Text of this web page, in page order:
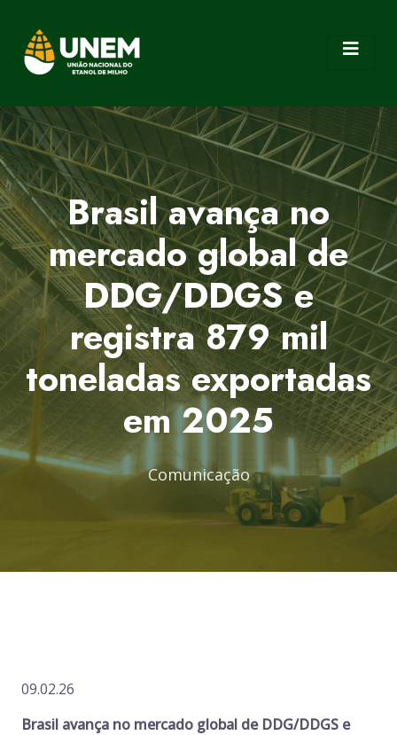
Brasil avança no
mercado global de
DDG/DDGS e
registra 879 mil
toneladas exportadas
em 2025
Comunicação
09.02.26
Brasil avança no mercado global de DDG/DDGS e